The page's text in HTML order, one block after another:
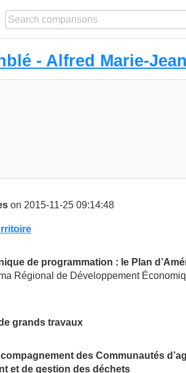
- Alfred Marie-
on 2015-11-25 09:14:48
de programmation : le Plan
Régional de Développement
grands travaux
des Communautés
et de gestion des déchets